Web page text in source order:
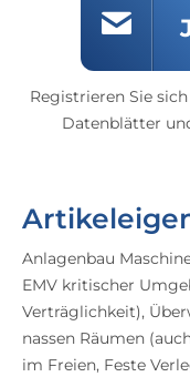
Registrieren Sie
Datenblätter
Anlagenbau
EMV kritischer
Verträglichkeit),
nassen Räumen
im Freien, Feste